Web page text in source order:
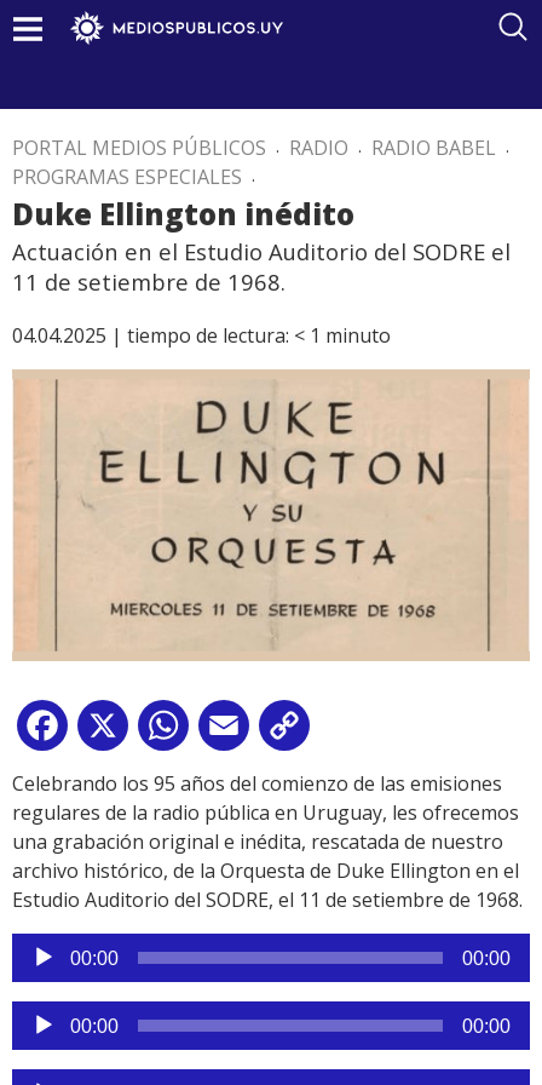
PORTAL MEDIOS PÚBLICOS . RADIO . RADIO BABEL .
PROGRAMAS ESPECIALES .
Duke Ellington inédito
Actuación en el Estudio Auditorio del SODRE el
11 de setiembre de 1968.
04.04.2025 | tiempo de lectura: < 1 minuto
Facebook
X WhatsApp
Email
Link
Celebrando los 95 años del comienzo de las emisiones
regulares de la radio pública en Uruguay, les ofrecemos
una grabación original e inédita, rescatada de nuestro
archivo histórico, de la Orquesta de Duke Ellington en el
Estudio Auditorio del SODRE, el 11 de setiembre de 1968.
Reproductor
de
audio
00:00 00:00
Reproductor
de
audio
00:00 00:00